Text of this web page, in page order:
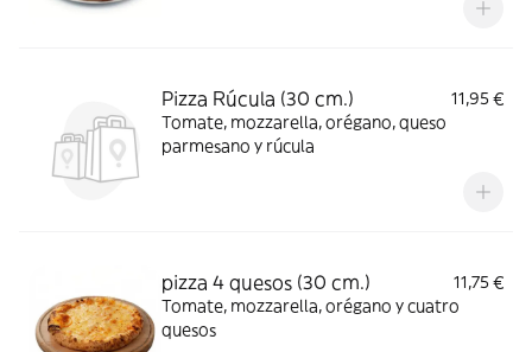
Pizza Rúcula (30 cm.)
11,95 €
Tomate, mozzarella, orégano, queso
parmesano y rúcula
pizza 4 quesos (30 cm.)
11,75 €
Tomate, mozzarella, orégano y cuatro
quesos